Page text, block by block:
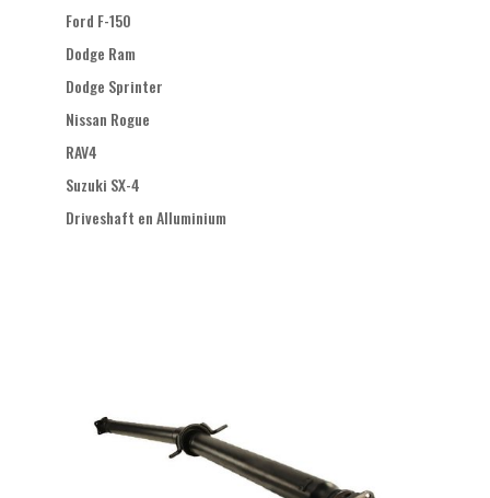
Ford F-150
Dodge Ram
Dodge Sprinter
Nissan Rogue
RAV4
Suzuki SX-4
Driveshaft en Alluminium